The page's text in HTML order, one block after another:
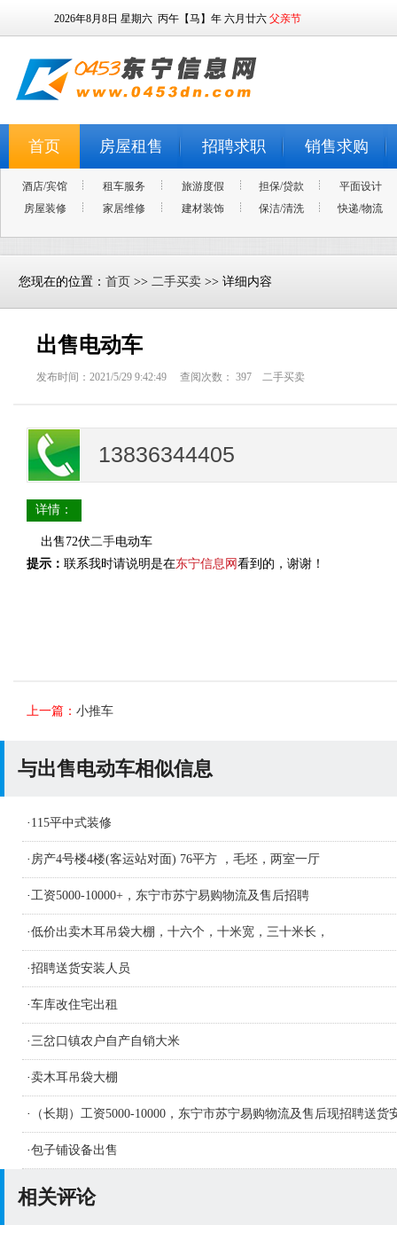
2026年8月8日 星期六 丙午【马】年 六月廿六 父亲节
首页 房屋租售 招聘求职 销售求购
酒店/宾馆 租车服务 旅游度假 担保/贷款
平面设计
房屋装修
家居维修 建材装饰 保洁/清洗 快递/物流
您现在的位置： 首页 >> 二手买卖 >> 详细内容
出售电动车
发布时间：2021/5/29 9:42:49 查阅次数： 397 二手买卖
13836344405
详情：
出售72伏二手电动车
提示： 联系我时请说明是在东宁信息网 看到的，谢谢！
上一篇： 小推车
与出售电动车相似信息
· 115平中式装修
· 房产4号楼4楼(客运站对面) 76平方 ，毛坯，两室一厅
·工资5000-10000+，东宁市苏宁易购物流及售后招聘
·低价出卖木耳吊袋大棚，十六个，十米宽，三十米长，
·招聘送货安装人员
·车库改住宅出租
·三岔口镇农户自产自销大米
·卖木耳吊袋大棚
·
（长期）工资5000-10000，东宁市苏宁易购物流及售后现招聘送货
人员及学徒若干名
·包子铺设备出售
相关评论